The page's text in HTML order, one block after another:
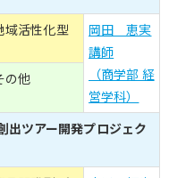
域活性化型
岡田 恵実
講師
（商学部 経
営学科）
の他
出ツアー開発プロジェク